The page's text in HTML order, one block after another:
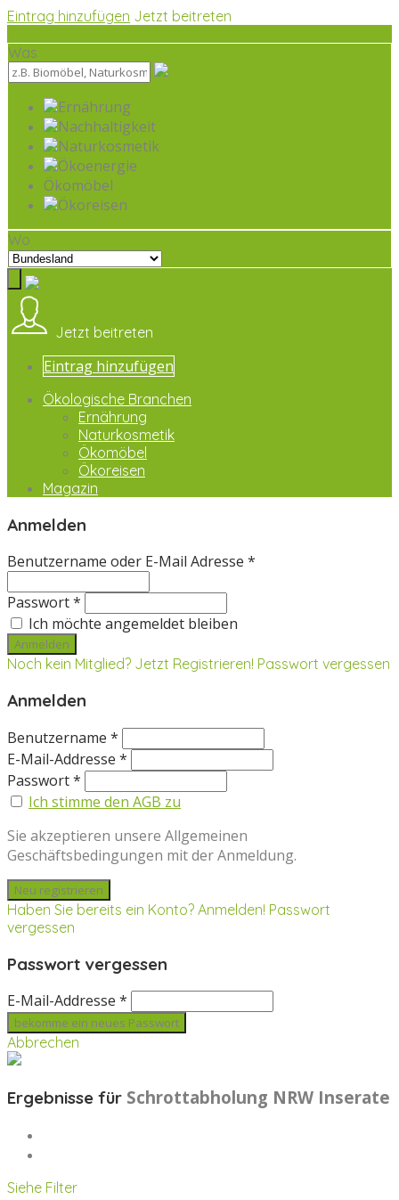
Eintrag hinzufügen Jetzt beitreten
Was
Ernährung
Nachhaltigkeit
Naturkosmetik
Ökoenergie
Ökomöbel
Ökoreisen
Wo
Jetzt beitreten
Eintrag hinzufügen
Ökologische Branchen
Ernährung
Naturkosmetik
Ökomöbel
Ökoreisen
Magazin
Anmelden
Benutzername oder E-Mail Adresse *
Passwort *
Ich möchte angemeldet bleiben
Noch kein Mitglied? Jetzt Registrieren! Passwort vergessen
Anmelden
Benutzername *
E-Mail-Addresse *
Passwort *
Ich stimme den AGB zu
Sie akzeptieren unsere Allgemeinen
Geschäftsbedingungen mit der Anmeldung.
Haben Sie bereits ein Konto? Anmelden! Passwort
vergessen
Passwort vergessen
E-Mail-Addresse *
Abbrechen
Ergebnisse für Schrottabholung NRW Inserate
Siehe Filter